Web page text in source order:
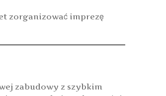
zorganizować imprezę
zabudowy z szybkim